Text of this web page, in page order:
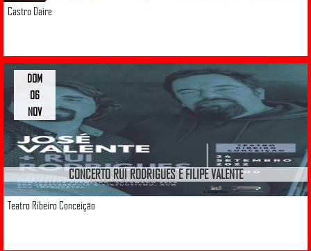
Castro Daire
CONCERTO RUI RODRIGUES E FILIPE VALENTE
Teatro Ribeiro Conceição
DOM
06
NOV